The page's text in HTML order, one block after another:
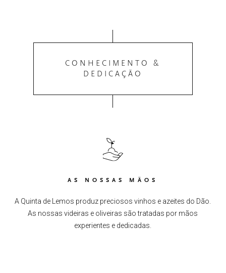
CONHECIMENTO &
DEDICAÇÃO
AS NOSSAS MÃOS
A Quinta de Lemos produz preciosos vinhos e azeites do Dão.
As nossas videiras e oliveiras são tratadas por mãos
experientes e dedicadas.